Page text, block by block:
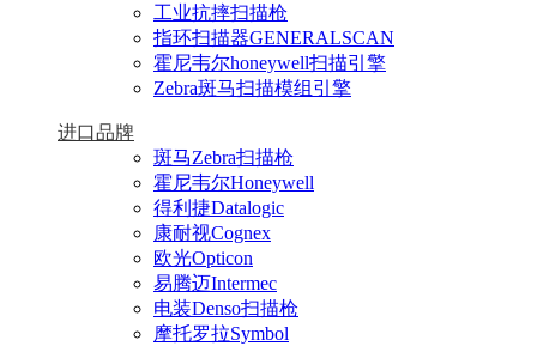
工业抗摔扫描枪
指环扫描器GENERALSCAN
霍尼韦尔honeywell扫描引擎
Zebra斑马扫描模组引擎
进口品牌
斑马Zebra扫描枪
霍尼韦尔Honeywell
得利捷Datalogic
康耐视Cognex
欧光Opticon
易腾迈Intermec
电装Denso扫描枪
摩托罗拉Symbol